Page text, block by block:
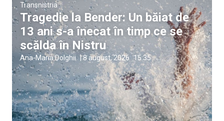
Transnistria
Tragedie la Bender: Un băiat de
13 ani s-a înecat în timp ce se
scălda în Nistru
Ana-Maria Dolghii |8 august, 2026 15:35